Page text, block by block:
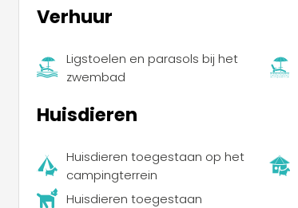
Verhuur
Ligstoelen en parasols bij het
zwembad
Huisdieren
Huisdieren toegestaan op het
campingterrein
Huisdieren toegestaan